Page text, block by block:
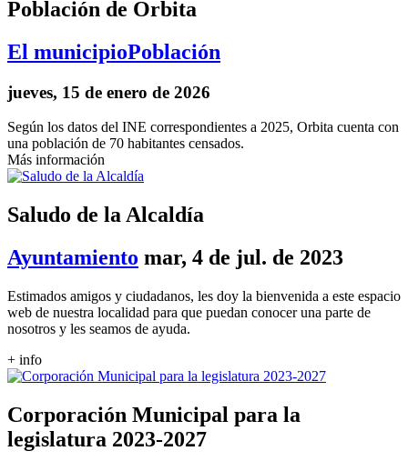
Población de Orbita
El municipioPoblación
jueves, 15 de enero de 2026
Según los datos del INE correspondientes a 2025, Orbita cuenta con
una población de 70 habitantes censados.
Más información
Saludo de la Alcaldía
Ayuntamiento mar, 4 de jul. de 2023
Estimados amigos y ciudadanos, les doy la bienvenida a este espacio
web de nuestra localidad para que puedan conocer una parte de
nosotros y les seamos de ayuda.
+ info
Corporación Municipal para la
legislatura 2023-2027